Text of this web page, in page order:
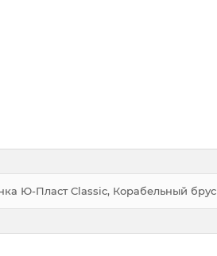
Ю-Пласт Classic, Корабельный брус